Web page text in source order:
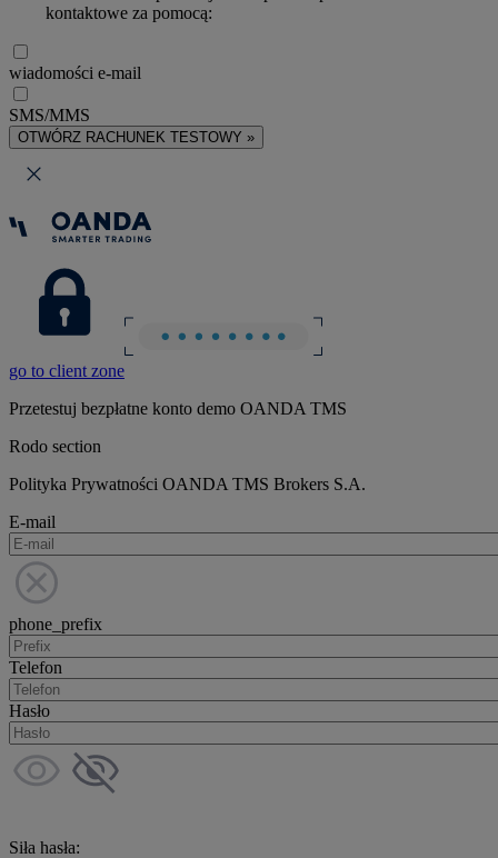
kontaktowe za pomocą:
wiadomości e-mail
SMS/MMS
OTWÓRZ RACHUNEK TESTOWY »
go to client zone
Przetestuj bezpłatne konto demo OANDA TMS
Rodo section
Polityka Prywatności OANDA TMS Brokers S.A.
E-mail
phone_prefix
Telefon
Hasło
Siła hasła: